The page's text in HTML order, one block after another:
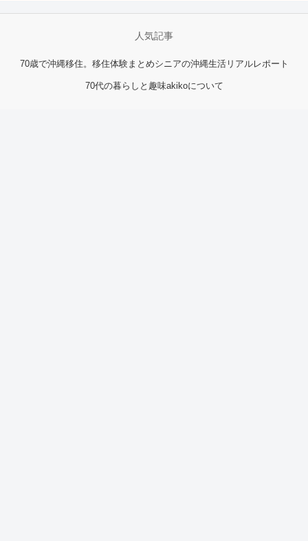
人気記事
70歳で沖縄移住。移住体験まとめシニアの沖縄生活リアルレポート
70代の暮らしと趣味akikoについて